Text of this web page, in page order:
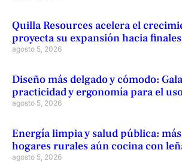
Quilla Resources acelera el
proyecta su expansión hacia
agosto 5, 2026
Diseño más delgado y cómodo:
practicidad y ergonomía para el
agosto 5, 2026
Energía limpia y salud pública:
hogares rurales aún cocina con
agosto 5, 2026